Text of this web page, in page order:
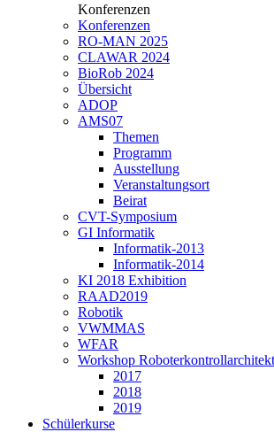
Konferenzen
Konferenzen
RO-MAN 2025
CLAWAR 2024
BioRob 2024
Übersicht
ADOP
AMS07
Themen
Programm
Ausstellung
Veranstaltungsort
Beirat
CVT-Symposium
GI Informatik
Informatik-2013
Informatik-2014
KI 2018 Exhibition
RAAD2019
Robotik
VWMMAS
WFAR
Workshop
2017
2018
2019
Schülerkurse